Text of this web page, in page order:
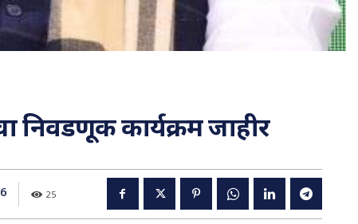
निवडणूक कार्यक्रम जाहीर
25